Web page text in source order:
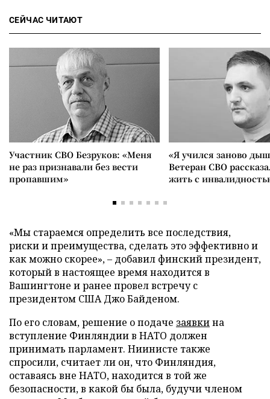
СЕЙЧАС ЧИТАЮТ
Участник СВО Безруков: «Меня
не раз признавали без вести
пропавшим»
«Я учился заново
Ветеран СВО
жить с
«Мы стараемся определить все последствия,
риски и преимущества, сделать это эффективно и
как можно скорее», – добавил финский президент,
который в настоящее время находится в
Вашингтоне и ранее провел встречу с
президентом США Джо Байденом.
По его словам, решение о подаче заявкина
вступление Финляндии в НАТО должен
принимать парламент. Ниинисте также
спросили, считает ли он, что Финляндия,
оставаясь вне НАТО, находится в той же
безопасности, в какой бы была, будучи членом